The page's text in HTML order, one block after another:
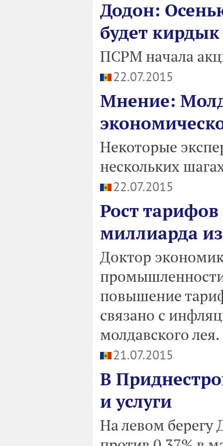
Додон:
будет кирдык
ПСРМ начала
22.07.2015
Мнение:
Некоторые
нескольких
22.07.2015
Рост
миллиарда
Доктор
повышение
связано с
молдавского лея.
21.07.2015
В
и услуги
На левом берегу